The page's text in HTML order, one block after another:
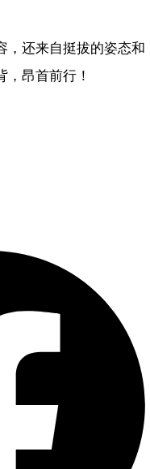
，还来自挺拔的姿态和
昂首前行！